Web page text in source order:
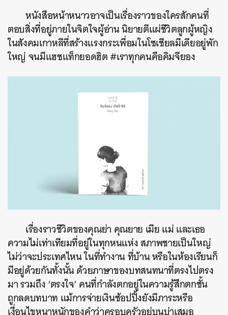
หนังสือหน้าหนาวอาจเป็นเรื่องราวของใครสักคนที่
ตอบสิ่งที่อยู่ภายในจิตใจผู้อ่าน นิยายตีแผ่ชีวิตลูกผู้หญิง
ในสังคมเกาหลีที่สร้างแรงกระเพื่อมในโซเชียลมีเดียอยู่พัก
ใหญ่ จนมีแฮชแท็กยอดฮิต #เราทุกคนคือคิมจียอง
เรื่องราวชีวิตของคุณย่า คุณยาย เมีย แม่ และเธอ
ความไม่เท่าเทียมที่อยู่ในทุกหนแห่ง สภาพชายเป็นใหญ่
ไม่ว่าจะประเทศไหน ในที่ทำงาน ที่บ้าน หรือในห้องเรียนก็
มีอยู่ด้วยกันทั้งนั้น ด้วยภาษาของบทสนทนาที่ตรงไปตรง
มา รวมถึง ‘ตรงใจ’ คนที่กำลังตกอยู่ในความรู้สึกตกชั้น
ถูกลดบทบาท แม้การจ่ายเงินช้อปปิ้งยังมีภาระหรือ
เงื่อนไขหนาหนักของคำว่าครอบครัวอยู่บนบ่าเสมอ